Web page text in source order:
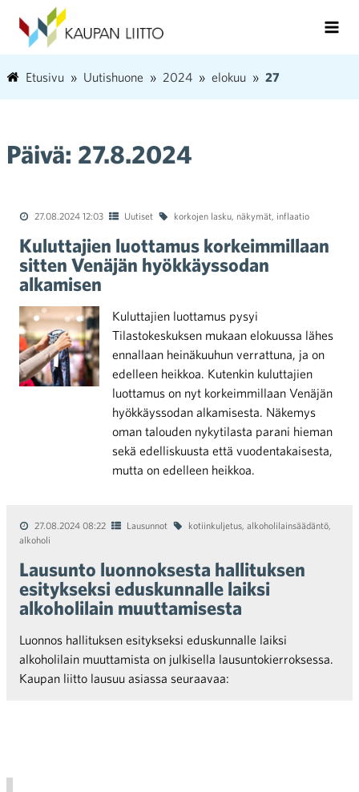
Etusivu Uutishuone 2024 elokuu 27
Päivä: 27.8.2024
27.08.2024 12:03 Uutiset korkojen lasku, näkymät, inflaatio
Kuluttajien luottamus korkeimmillaan
sitten Venäjän hyökkäyssodan
alkamisen
Kuluttajien luottamus pysyi
Tilastokeskuksen mukaan elokuussa lähes
ennallaan heinäkuuhun verrattuna, ja on
edelleen heikkoa. Kutenkin kuluttajien
luottamus on nyt korkeimmillaan Venäjän
hyökkäyssodan alkamisesta. Näkemys
oman talouden nykytilasta parani hieman
sekä edelliskuusta että vuodentakaisesta,
mutta on edelleen heikkoa.
27.08.2024 08:22 Lausunnot kotiinkuljetus, alkoholilainsäädäntö,
alkoholi
Lausunto luonnoksesta hallituksen
esitykseksi eduskunnalle laiksi
alkoholilain muuttamisesta
Luonnos hallituksen esitykseksi eduskunnalle laiksi
alkoholilain muuttamista on julkisella lausuntokierroksessa.
Kaupan liitto lausuu asiassa seuraavaa: